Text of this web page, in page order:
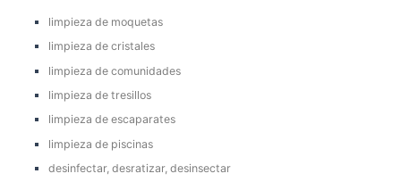
limpieza de moquetas
limpieza de cristales
limpieza de comunidades
limpieza de tresillos
limpieza de escaparates
limpieza de piscinas
desinfectar, desratizar, desinsectar